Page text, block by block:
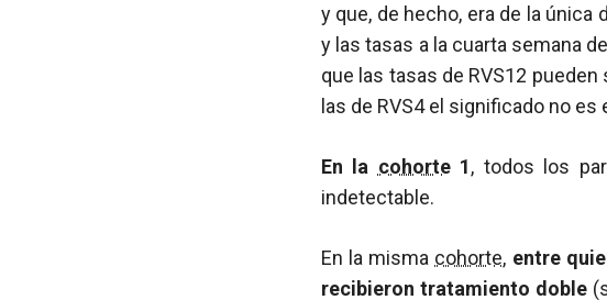
y que, de hecho, era de la
y las tasas a la cuarta semana
que las tasas de RVS12
las de RVS4 el significado no
En la cohorte1, todos los
indetectable.
En la misma cohorte, entre
recibieron tratamiento doble